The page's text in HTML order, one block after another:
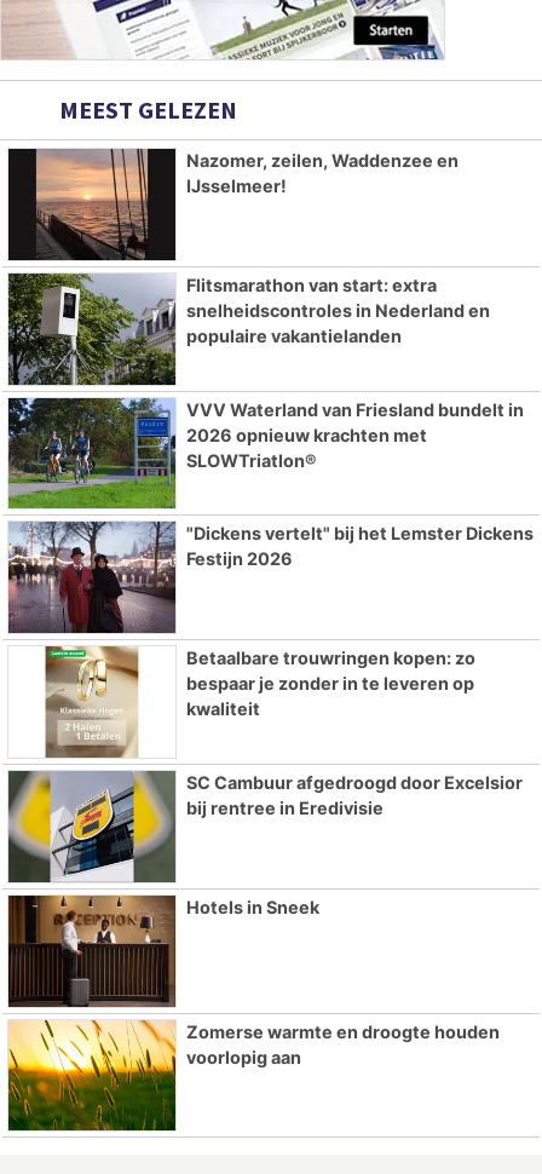
MEEST GELEZEN
Nazomer, zeilen, Waddenzee en
IJsselmeer!
Flitsmarathon van start: extra
snelheidscontroles in Nederland en
populaire vakantielanden
VVV Waterland van Friesland bundelt in
2026 opnieuw krachten met
SLOWTriatlon®
"Dickens vertelt" bij het Lemster Dickens
Festijn 2026
Betaalbare trouwringen kopen: zo
bespaar je zonder in te leveren op
kwaliteit
SC Cambuur afgedroogd door Excelsior
bij rentree in Eredivisie
Hotels in Sneek
Zomerse warmte en droogte houden
voorlopig aan